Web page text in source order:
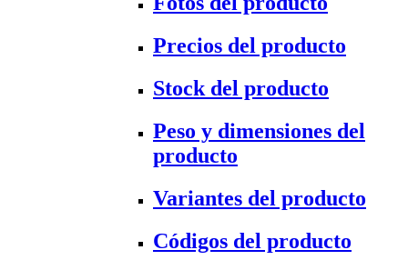
Precios del producto
Stock del producto
Peso y dimensiones del
producto
Variantes del producto
Códigos del producto